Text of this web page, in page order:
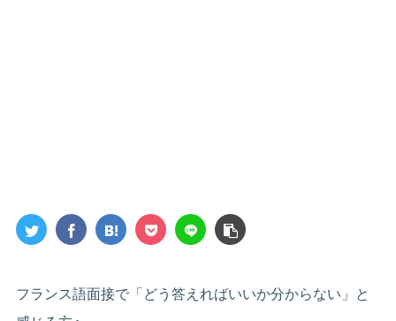
フランス語面接で「どう答えればいいか分からない」と